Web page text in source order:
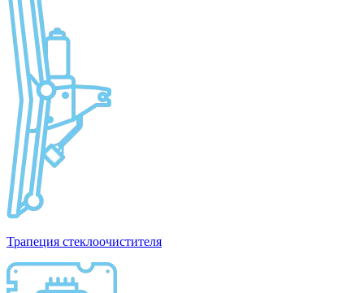
Трапеция стеклоочистителя